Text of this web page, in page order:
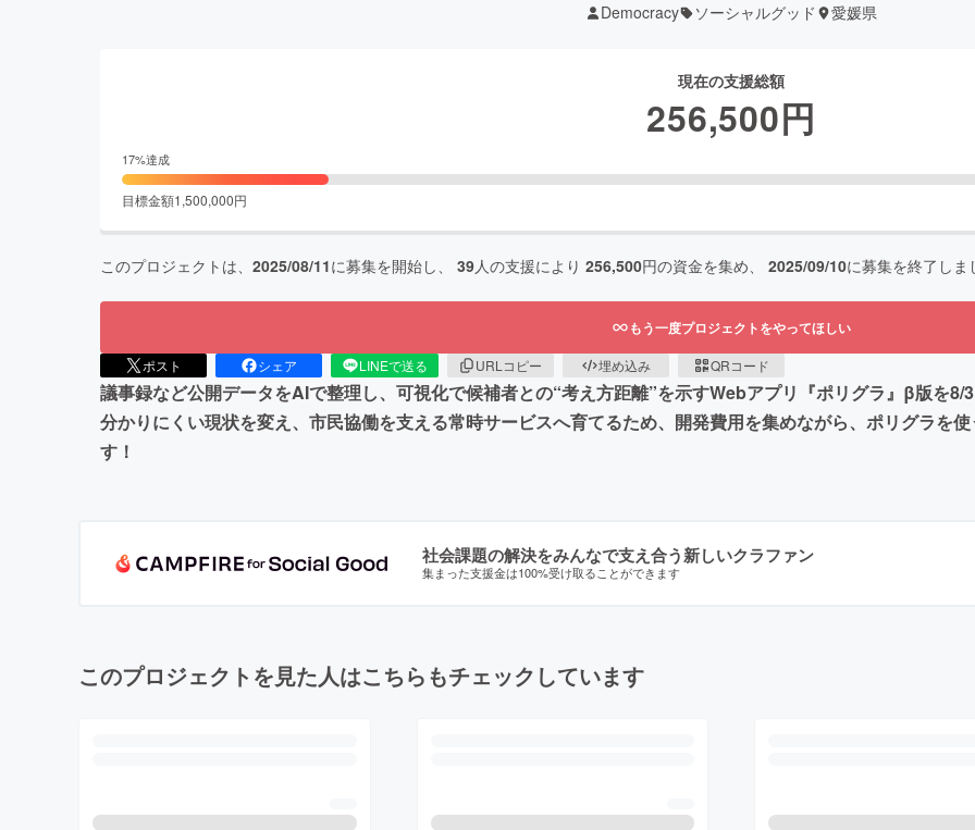
Democracy ソーシャルグッド 愛媛県
現在の支援総額
256,500円
17%達成
目標金額1,500,000円
このプロジェクトは、 2025/08/11に募集を開始し、 39人の支援により 256,500円の資金を集め、 2025/09/10に募集を終了しま
もう一度プロジェクトをやってほしい
ポスト シェア LINEで送る URLコピー 埋め込み QRコード
議事録など公開データをAIで整理し、可視化で候補者との“考え方距離”を示すWebアプリ『ポリグラ』β版を
分かりにくい現状を変え、市民協働を支える常時サービスへ育てるため、開発費用を集めながら、ポリグラを
す！
社会課題の解決をみんなで支え合う新しいクラファン
集まった支援金は100%受け取ることができます
このプロジェクトを見た人はこちらもチェックしています